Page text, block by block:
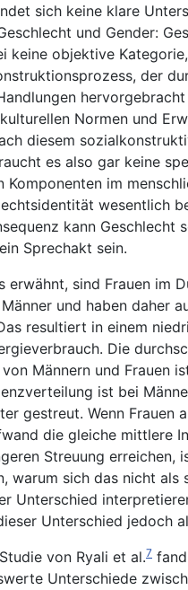
sich keine klare
und Gender:
keine objektive
der
Normen und
diesem
es also gar keine
Komponenten im
wesentlich
kann Geschlecht
Sprechakt sein.
erwähnt, sind Frauen im
und haben daher
resultiert in einem
Die
Männern und Frauen
ist bei
gestreut. Wenn Frauen
die gleiche mittlere
Streuung erreichen,
warum sich das nicht als
Unterschied
Unterschied jedoch
von Ryali et al.7
Unterschiede